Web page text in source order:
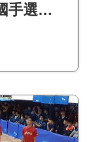
手選拔